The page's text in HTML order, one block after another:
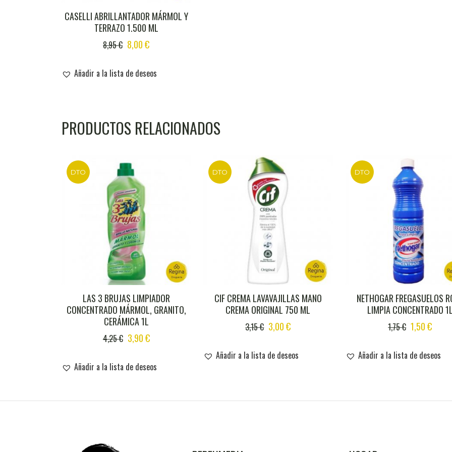
CASELLI ABRILLANTADOR MÁRMOL Y
TERRAZO 1.500 ML
8,95€ ORIGINAL
WAS:
8,95 €.
8,00€CURRENT
8,00 €.
Añadir a la lista de deseos
PRODUCTOS RELACIONADOS
DTO
LAS 3 BRUJAS LIMPIADOR
CONCENTRADO MÁRMOL, GRANITO,
CERÁMICA 1L
4,25€ ORIGINAL
WAS:
4,25 €.
3,90€CURRENT
3,90 €.
Añadir a la lista de deseos
DTO
CIF CREMA LAVAVAJILLAS MANO
CREMA ORIGINAL 750 ML
3,15€ ORIGINAL
WAS:
3,15 €.
3,00€CURRENT
3,00 €.
Añadir a la lista de deseos
DTO
NETHOGAR FREGASUELOS
LIMPIA CONCENTRADO
1,75€ ORIGINAL
WAS:
1,75 €.
1,50€
1,50
Añadir a la lista de deseos